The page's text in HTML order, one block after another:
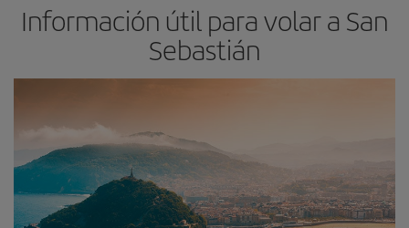
Información útil para volar a San
Sebastián